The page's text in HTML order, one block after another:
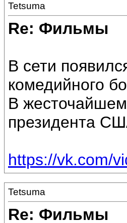
Tetsuma
Re: Фильмы
В сети
комедийного
В
президента
https://vk.com/
Tetsuma
Re: Фильмы